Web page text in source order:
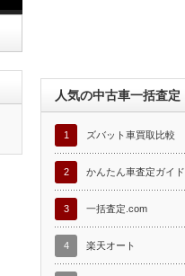
人気の中古車一括査定
1 ズバット車買取比較
2 かんたん車査定ガイド
3 一括査定.com
4 楽天オート